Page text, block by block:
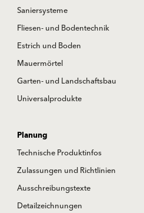
Saniersysteme
Fliesen- und Bodentechnik
Estrich und Boden
Mauermörtel
Garten- und Landschaftsbau
Universalprodukte
Planung
Technische Produktinfos
Zulassungen und Richtlinien
Ausschreibungstexte
Detailzeichnungen